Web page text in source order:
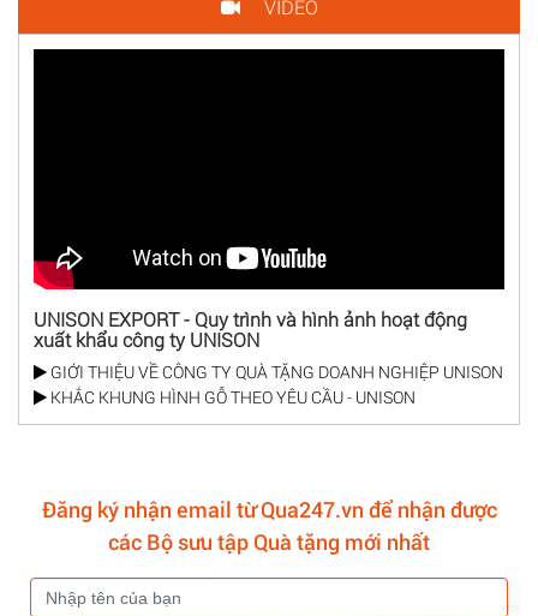
VIDEO
UNISON EXPORT - Quy trình và hình ảnh hoạt động
xuất khẩu công ty UNISON
GIỚI THIỆU VỀ CÔNG TY QUÀ TẶNG DOANH NGHIỆP UNISON
KHẮC KHUNG HÌNH GỖ THEO YÊU CẦU - UNISON
Đăng ký nhận email từ Qua247.vn để nhận được
các Bộ sưu tập Quà tặng mới nhất